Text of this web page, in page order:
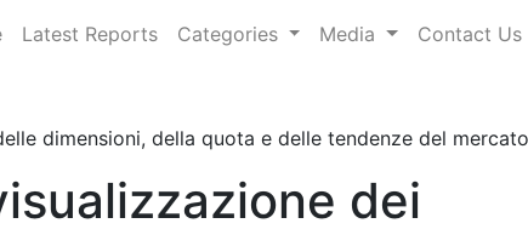
Latest Reports Categories Media Contact Us
dimensioni, della quota e delle tendenze del
dei